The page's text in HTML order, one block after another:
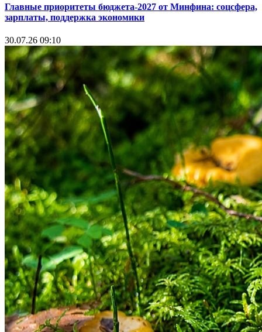
Главные приоритеты бюджета-2027 от Минфина: соцсфера,
зарплаты, поддержка экономики
30.07.26 09:10